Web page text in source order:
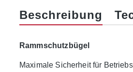
Beschreibung
Rammschutzbügel
Maximale Sicherheit für